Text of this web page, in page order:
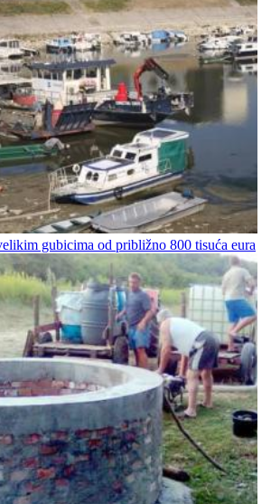
gubicima od približno 800 tisuća eura